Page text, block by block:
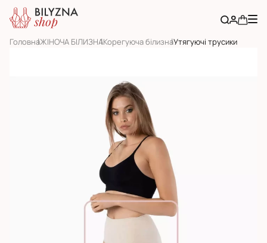
ГоловнаЖІНОЧА БІЛИЗНАКорегуюча білизнаУтягуючі трусики